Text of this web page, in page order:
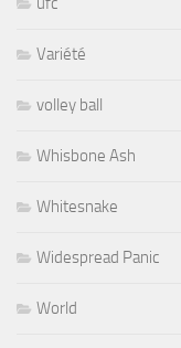
Variété
volley ball
Whisbone Ash
Whitesnake
Widespread Panic
World